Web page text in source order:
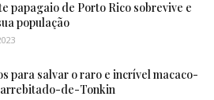
papagaio de Porto Rico sobrevive e
população
para salvar o raro e incrível macaco-
de-Tonkin